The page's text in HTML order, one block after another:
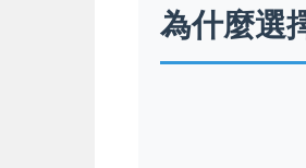
為什麼選